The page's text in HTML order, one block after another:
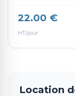
22.00 €
HT/jour
Location